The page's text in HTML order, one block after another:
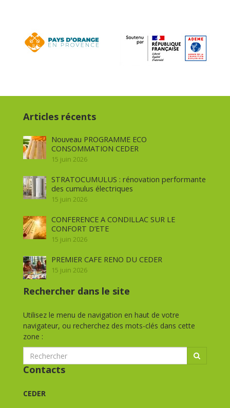
Articles récents
Nouveau PROGRAMME ECO
CONSOMMATION CEDER
15 juin 2026
STRATOCUMULUS : rénovation performante
des cumulus électriques
15 juin 2026
CONFERENCE A CONDILLAC SUR LE
CONFORT D’ETE
15 juin 2026
PREMIER CAFE RENO DU CEDER
15 juin 2026
Rechercher dans le site
Utilisez le menu de navigation en haut de votre
navigateur, ou recherchez des mots-clés dans cette
zone :
Contacts
CEDER